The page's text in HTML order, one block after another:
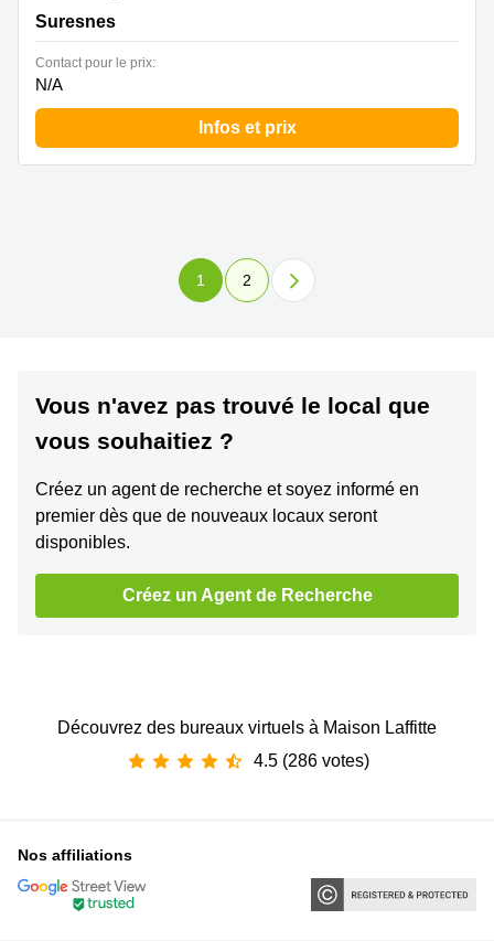
Suresnes
Contact pour le prix:
N/A
Infos et prix
1 2
Vous n'avez pas trouvé le local que
vous souhaitiez ?
Créez un agent de recherche et soyez informé en
premier dès que de nouveaux locaux seront
disponibles.
Créez un Agent de Recherche
Découvrez des bureaux virtuels à Maison Laffitte
4.5 (286 votes)
Nos affiliations